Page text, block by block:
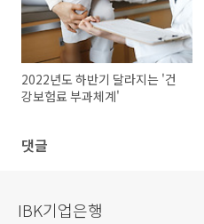
2022년도 하반기 달라지는 '건
강보험료 부과체계'
댓글
IBK기업은행